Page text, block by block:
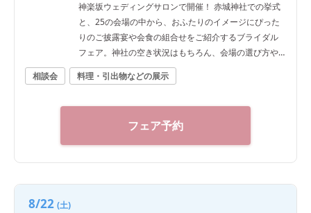
神楽坂ウェディングサロンで開催！ 赤城神社での挙式
と、25の会場の中から、おふたりのイメージにぴった
りのご披露宴や会食の組合せをご紹介するブライダル
フェア。神社の空き状況はもちろん、会場の選び方や
予算など、ご希望に合わせた“和”の結婚式をご提案いた
します。神社結婚式のプロに何でもご相談下さい！ ◆
0～20：00（火曜定休） 【アクセス】 JR線「飯田橋
駅」西口徒歩3分／東京メトロ東西線・有楽町線・南北
相談会 料理・引出物などの展示
フェア予約
8/22 (土)